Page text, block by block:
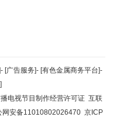
- [广告服务]- [有色金属商务平台]-
电视节目制作经营许可证 互联
网安备11010802026470 京ICP